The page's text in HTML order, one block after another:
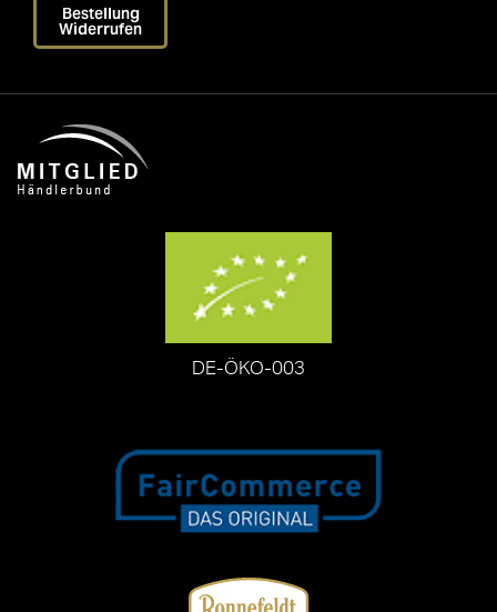
Bestellung
Widerrufen
DE-ÖKO-003